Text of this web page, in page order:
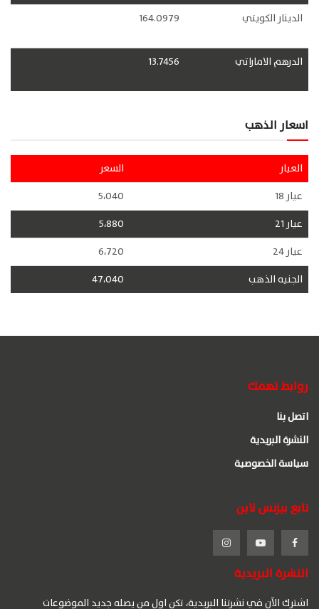
الدينار الكويتي
164.0979
الدرهم الاماراتي 13.7456
اسعار الذهب
العيار
السعر
عيار 18
5،040
عيار 21
5،880
عيار 24
6،720
الجنيه الذهب
47،040
روابط تهمك
اتصل بنا
النشرة البريدية
سياسة الخصوصية
تابع بيزنس لاين
النشرة البريدية
اشترك الآن في نشرتنا البريدية، تكن اول من يصله جديد الموضوعات